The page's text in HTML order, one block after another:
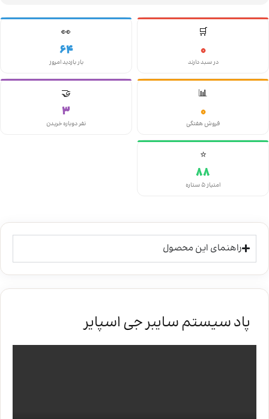
🛒
0
در سبد دارند
👀
64
بار بازدید امروز
📊
0
فروش هفتگی
🤝
3
نفر دوباره خریدن
⭐
88
امتیاز ۵ ستاره
راهنمای این محصول
پاد سیستم سایبر جی اسپایر